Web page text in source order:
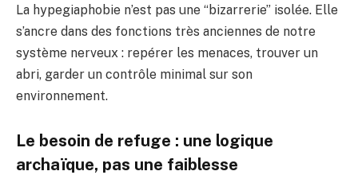
La hypegiaphobie n’est pas une “bizarrerie” isolée. Elle
s’ancre dans des fonctions très anciennes de notre
système nerveux : repérer les menaces, trouver un
abri, garder un contrôle minimal sur son
environnement.
Le besoin de refuge : une logique
archaïque, pas une faiblesse